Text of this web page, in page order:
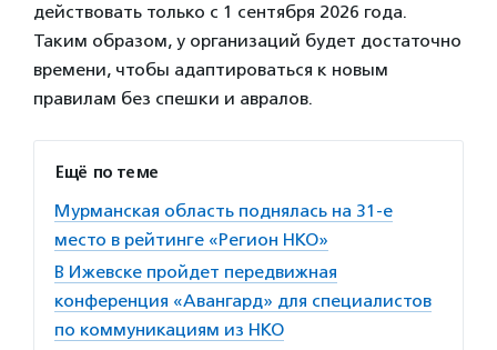
действовать только с 1 сентября 2026 года.
Таким образом, у организаций будет достаточно
времени, чтобы адаптироваться к новым
правилам без спешки и авралов.
Ещё по теме
Мурманская область поднялась на 31-е
место в рейтинге «Регион НКО»
В Ижевске пройдет передвижная
конференция «Авангард» для специалистов
по коммуникациям из НКО